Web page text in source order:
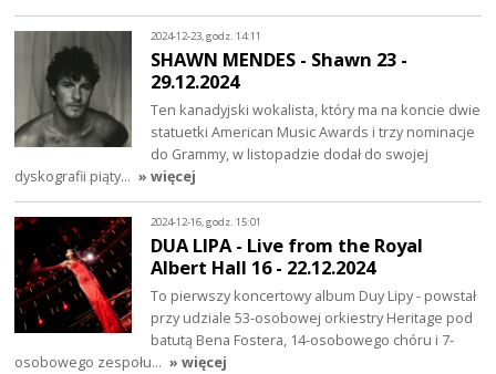
2024-12-23, godz. 14:11
SHAWN MENDES - Shawn 23 -
29.12.2024
Ten kanadyjski wokalista, który ma na koncie dwie
statuetki American Music Awards i trzy nominacje
do Grammy, w listopadzie dodał do swojej
dyskografii piąty… » więcej
2024-12-16, godz. 15:01
DUA LIPA - Live from the Royal
Albert Hall 16 - 22.12.2024
To pierwszy koncertowy album Duy Lipy - powstał
przy udziale 53-osobowej orkiestry Heritage pod
batutą Bena Fostera, 14-osobowego chóru i 7-
osobowego zespołu… » więcej